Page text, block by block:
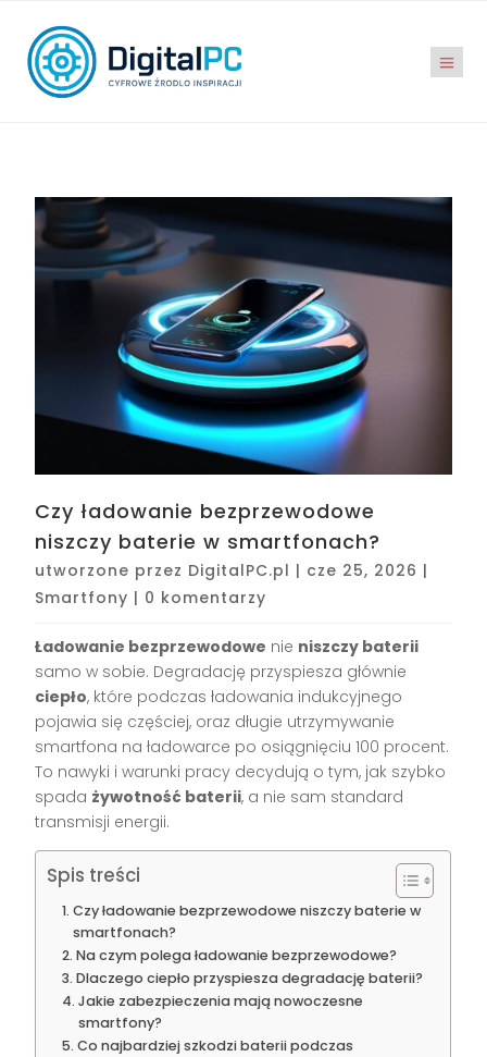
Czy ładowanie bezprzewodowe
niszczy baterie w smartfonach?
utworzone przez DigitalPC.pl | cze 25, 2026 |
Smartfony | 0 komentarzy
Ładowanie bezprzewodowe nie niszczy baterii
samo w sobie. Degradację przyspiesza głównie
ciepło, które podczas ładowania indukcyjnego
pojawia się częściej, oraz długie utrzymywanie
smartfona na ładowarce po osiągnięciu 100 procent.
To nawyki i warunki pracy decydują o tym, jak szybko
spada żywotność baterii, a nie sam standard
transmisji energii.
Spis treści
Czy ładowanie bezprzewodowe niszczy baterie w
smartfonach?
Na czym polega ładowanie bezprzewodowe?
Dlaczego ciepło przyspiesza degradację baterii?
Jakie zabezpieczenia mają nowoczesne
smartfony?
Co najbardziej szkodzi baterii podczas